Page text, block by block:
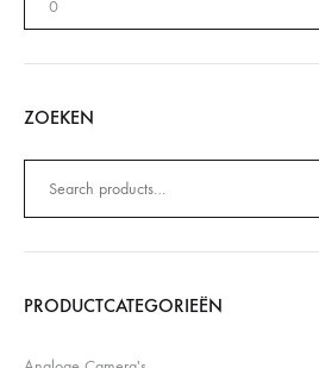
ZOEKEN
naar:
PRODUCTCATEGORIEËN